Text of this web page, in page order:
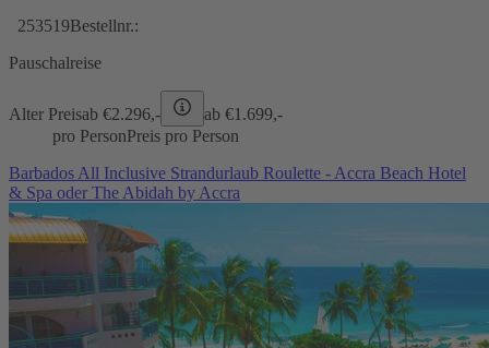
253519Bestellnr.:
Pauschalreise
Alter Preisab €2.296,- ab €1.699,-
pro PersonPreis pro Person
Barbados All Inclusive Strandurlaub Roulette - Accra Beach Hotel
& Spa oder The Abidah by Accra